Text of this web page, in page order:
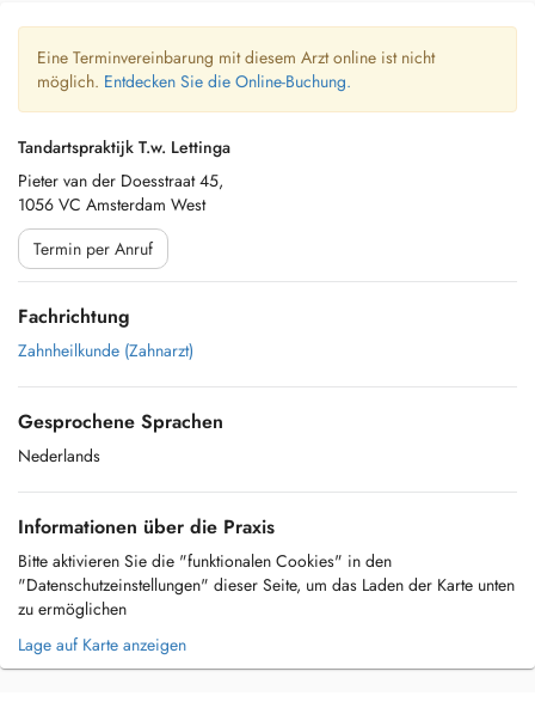
Eine Terminvereinbarung mit diesem Arzt online ist nicht
möglich. Entdecken Sie die Online-Buchung.
Tandartspraktijk T.w. Lettinga
Pieter van der Doesstraat 45,
1056 VC Amsterdam West
Termin per Anruf
Fachrichtung
Zahnheilkunde (Zahnarzt)
Gesprochene Sprachen
Nederlands
Informationen über die Praxis
Bitte aktivieren Sie die "funktionalen Cookies" in den
"Datenschutzeinstellungen" dieser Seite, um das Laden der Karte unten
zu ermöglichen
Lage auf Karte anzeigen